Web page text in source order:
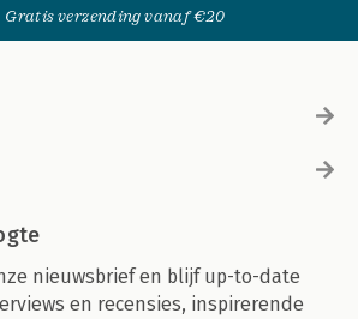
Gratis verzending vanaf €20
nieuwsbrief en blijf up-to-date
en recensies, inspirerende